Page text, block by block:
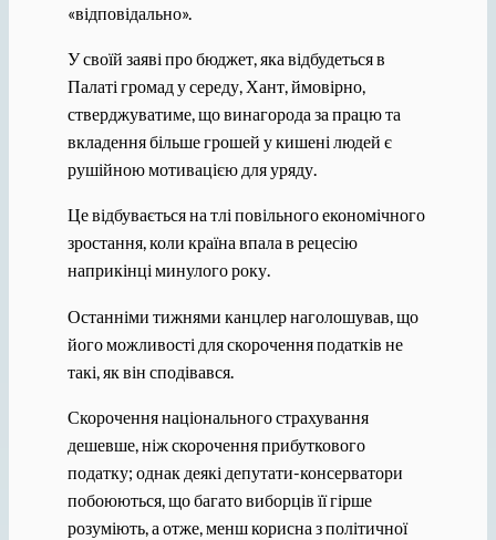
«відповідально».
У своїй заяві про бюджет, яка відбудеться в
Палаті громад у середу, Хант, ймовірно,
стверджуватиме, що винагорода за працю та
вкладення більше грошей у кишені людей є
рушійною мотивацією для уряду.
Це відбувається на тлі повільного економічного
зростання, коли країна впала в рецесію
наприкінці минулого року.
Останніми тижнями канцлер наголошував, що
його можливості для скорочення податків не
такі, як він сподівався.
Скорочення національного страхування
дешевше, ніж скорочення прибуткового
податку; однак деякі депутати-консерватори
побоюються, що багато виборців її гірше
розуміють, а отже, менш корисна з політичної